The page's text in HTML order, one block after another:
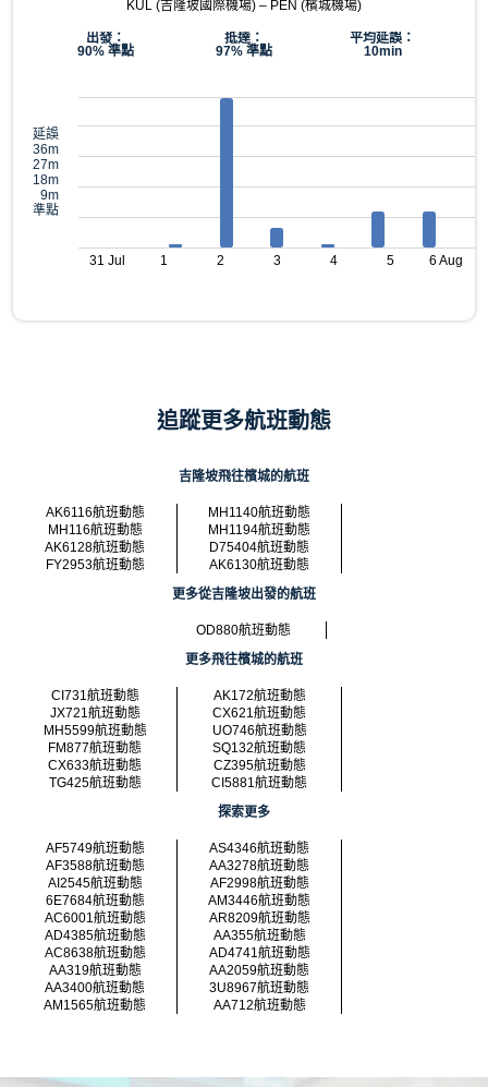
KUL (吉隆坡國際機場) – PEN (檳城機場)
出發：
90% 準點
抵達：
97% 準點
平均延誤：
10min
延誤
36m
27m
18m
9m
準點
31 Jul 1 2 3 4 5 6 Aug
追蹤更多航班動態
吉隆坡飛往檳城的航班
AK6116航班動態
MH1140航班動態
MH116航班動態
MH1194航班動態
AK6128航班動態
D75404航班動態
FY2953航班動態
AK6130航班動態
更多從吉隆坡出發的航班
OD880航班動態
更多飛往檳城的航班
CI731航班動態
AK172航班動態
JX721航班動態
CX621航班動態
MH5599航班動態
UO746航班動態
FM877航班動態
SQ132航班動態
CX633航班動態
CZ395航班動態
TG425航班動態
CI5881航班動態
探索更多
AF5749航班動態
AS4346航班動態
AF3588航班動態
AA3278航班動態
AI2545航班動態
AF2998航班動態
6E7684航班動態
AM3446航班動態
AC6001航班動態
AR8209航班動態
AD4385航班動態
AA355航班動態
AC8638航班動態
AD4741航班動態
AA319航班動態
AA2059航班動態
AA3400航班動態
3U8967航班動態
AM1565航班動態
AA712航班動態